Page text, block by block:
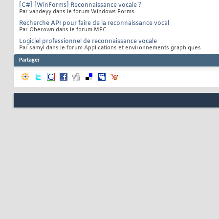
[C#] [WinForms] Reconnaissance vocale ?
Par vandeyy dans le forum Windows Forms
Recherche API pour faire de la reconnaissance vocal
Par Oberown dans le forum MFC
Logiciel professionnel de reconnaissance vocale
Par samyl dans le forum Applications et environnements graphiques
Partager